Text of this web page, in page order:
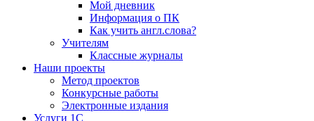
Мой дневник
Информация о ПК
Как учить англ.слова?
Учителям
Классные журналы
Наши проекты
Метод проектов
Конкурсные работы
Электронные издания
Услуги 1C